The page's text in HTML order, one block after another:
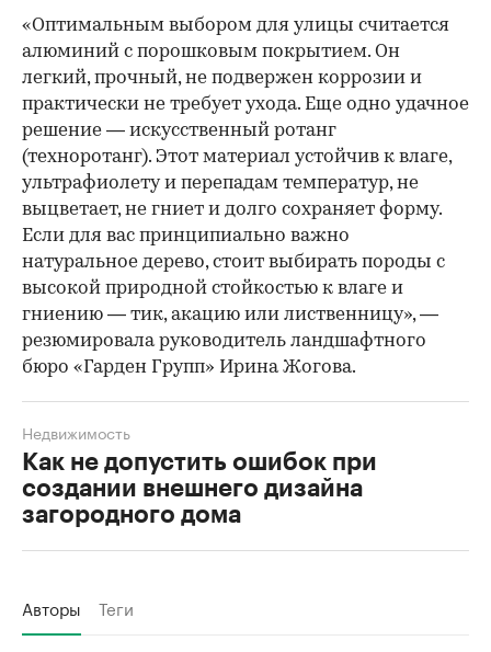
«Оптимальным выбором для улицы считается
алюминий с порошковым покрытием. Он
легкий, прочный, не подвержен коррозии и
практически не требует ухода. Еще одно удачное
решение — искусственный ротанг
(техноротанг). Этот материал устойчив к влаге,
ультрафиолету и перепадам температур, не
выцветает, не гниет и долго сохраняет форму.
Если для вас принципиально важно
натуральное дерево, стоит выбирать породы с
высокой природной стойкостью к влаге и
гниению — тик, акацию или лиственницу», —
резюмировала руководитель ландшафтного
бюро «Гарден Групп» Ирина Жогова.
Как не допустить ошибок при
создании внешнего дизайна
загородного дома
Недвижимость
Авторы Теги